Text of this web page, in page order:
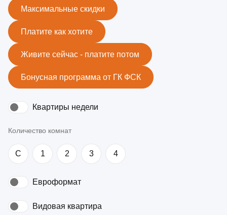
Максимальные скидки
Платите как хотите
Живите сейчас - платите потом
Бонусная программа от ГК ФСК
Квартиры недели
Количество комнат
C 1 2 3 4
Евроформат
Видовая квартира